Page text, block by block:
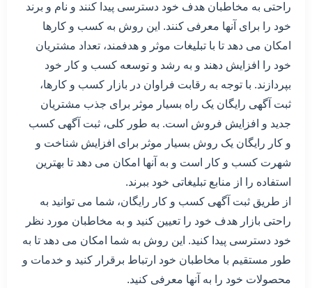
راحتی به مخاطبان هدف خود دسترسی پیدا کنند و نام و برند
خود را برای آنها معرفی کنند. این روش به کسب و کارها
امکان می دهد تا با تبلیغات موثر و هدفمند، تعداد مشتریان
خود را افزایش دهند و به رشد و توسعه کسب و کار خود
بپردازند. با توجه به رقابت فراوان در بازار کسب و کارها،
ثبت آگهی رایگان یک راه بسیار موثر برای جذب مشتریان
جدید و افزایش فروش است. به طور کلی، ثبت آگهی کسب
و کار رایگان یک روش بسیار موثر برای افزایش شناخت و
شهرت کسب و کار است و به آنها امکان می دهد تا بهترین
استفاده را از منابع تبلیغاتی خود ببرند.
از طریق ثبت آگهی کسب و کار رایگان، شما می توانید به
راحتی بازار هدف خود را تعیین کنید و به مخاطبان مورد نظر
خود دسترسی پیدا کنید. این روش به شما امکان می دهد تا به
طور مستقیم با مخاطبان خود ارتباط برقرار کنید و خدمات و
محصولات خود را به آنها معرفی کنید.